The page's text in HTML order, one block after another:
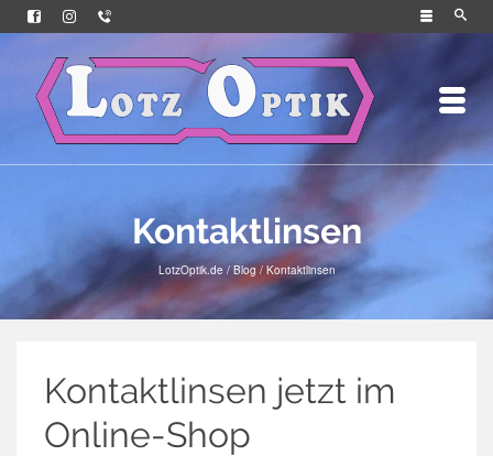
Kontaktlinsen
LotzOptik.de / Blog / Kontaktlinsen
Kontaktlinsen jetzt im
Online-Shop